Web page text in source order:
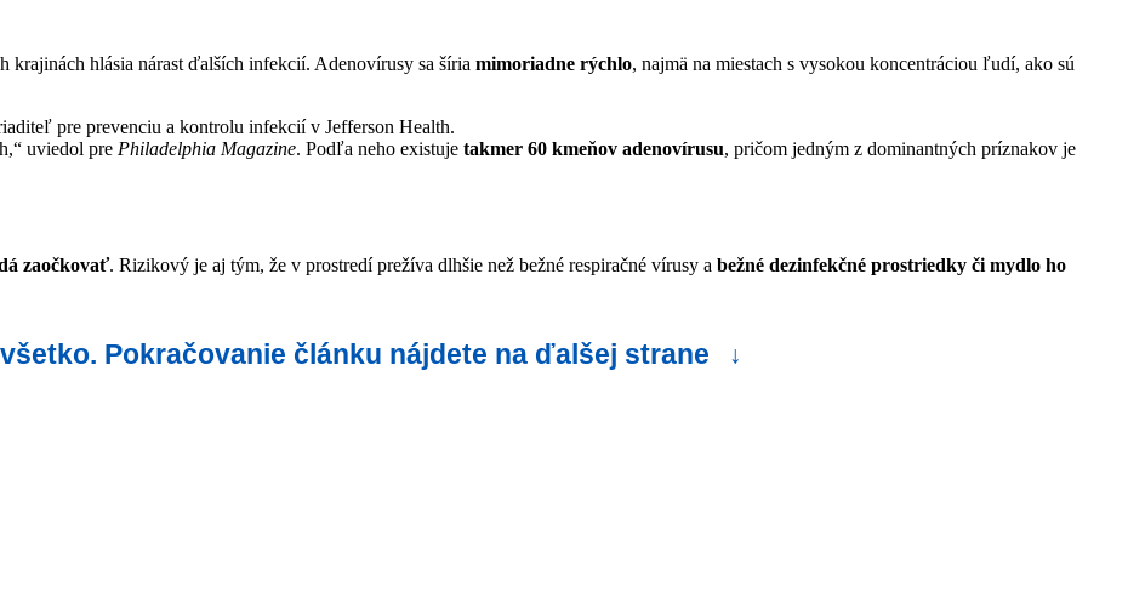
hlásia nárast ďalších infekcií. Adenovírusy sa šíria mimoriadne rýchlo, najmä na miestach s vysokou koncentráciou ľudí, ako sú
pre prevenciu a kontrolu infekcií v Jefferson Health.
uviedol pre Philadelphia Magazine. Podľa neho existuje takmer 60 kmeňov adenovírusu, pričom jedným z dominantných príznakov je
zaočkovať. Rizikový je aj tým, že v prostredí prežíva dlhšie než bežné respiračné vírusy a bežné dezinfekčné prostriedky či mydlo ho
Pokračovanie článku nájdete na ďalšej strane ↓